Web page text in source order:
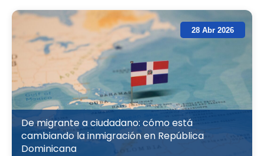
28 Abr 2026
De migrante a ciudadano: cómo está
cambiando la inmigración en República
Dominicana